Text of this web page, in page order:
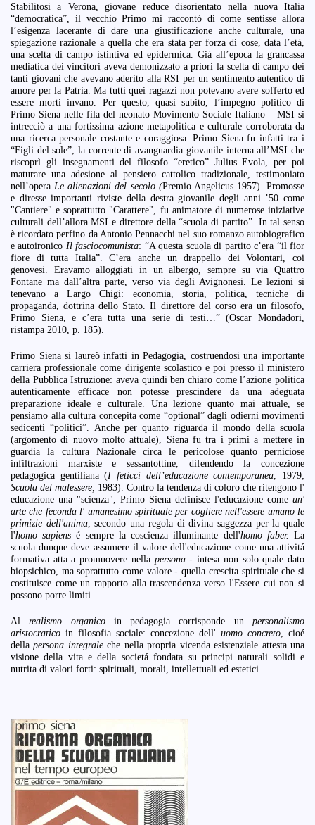
Stabilitosi a Verona, giovane reduce disorientato nella nuova Italia
“democratica”, il vecchio Primo mi raccontò di come sentisse allora
l’esigenza lacerante di dare una giustificazione anche culturale, una
spiegazione razionale a quella che era stata per forza di cose, data l’età,
una scelta di campo istintiva ed epidermica. Già all’epoca la grancassa
mediatica dei vincitori aveva demonizzato a priori la scelta di campo dei
tanti giovani che avevano aderito alla RSI per un sentimento autentico di
amore per la Patria. Ma tutti quei ragazzi non potevano avere sofferto ed
essere morti invano. Per questo, quasi subito, l’impegno politico di
Primo Siena nelle fila del neonato Movimento Sociale Italiano – MSI si
intrecciò a una fortissima azione metapolitica e culturale corroborata da
una ricerca personale costante e coraggiosa. Primo Siena fu infatti tra i
“Figli del sole”, la corrente di avanguardia giovanile interna all’MSI che
riscoprì gli insegnamenti del filosofo “eretico” Julius Evola, per poi
maturare una adesione al pensiero cattolico tradizionale, testimoniato
nell’opera Le alienazioni del secolo (Premio Angelicus 1957). Promosse
e diresse importanti riviste della destra giovanile degli anni ’50 come
"Cantiere" e soprattutto "Carattere", fu animatore di numerose iniziative
culturali dell’allora MSI e direttore della “scuola di partito”. In tal senso
è ricordato perfino da Antonio Pennacchi nel suo romanzo autobiografico
e autoironico Il fasciocomunista: “A questa scuola di partito c’era “il fior
fiore di tutta Italia”. C’era anche un drappello dei Volontari, coi
genovesi. Eravamo alloggiati in un albergo, sempre su via Quattro
Fontane ma dall’altra parte, verso via degli Avignonesi. Le lezioni si
tenevano a Largo Chigi: economia, storia, politica, tecniche di
propaganda, dottrina dello Stato. Il direttore del corso era un filosofo,
Primo Siena, e c’era tutta una serie di testi…” (Oscar Mondadori,
ristampa 2010, p. 185).
Primo Siena si laureò infatti in Pedagogia, costruendosi una importante
carriera professionale come dirigente scolastico e poi presso il ministero
della Pubblica Istruzione: aveva quindi ben chiaro come l’azione politica
autenticamente efficace non potesse prescindere da una adeguata
preparazione ideale e culturale. Una lezione quanto mai attuale, se
pensiamo alla cultura concepita come “optional” dagli odierni movimenti
sedicenti “politici”. Anche per quanto riguarda il mondo della scuola
(argomento di nuovo molto attuale), Siena fu tra i primi a mettere in
guardia la cultura Nazionale circa le pericolose quanto perniciose
infiltrazioni marxiste e sessantottine, difendendo la concezione
pedagogica gentiliana (I feticci dell’educazione contemporanea , 1979;
Scuola del malessere, 1983). Contro la tendenza di coloro che ritengono l'
educazione una "scienza", Primo Siena definisce l'educazione come un'
arte che feconda l' umanesimo spirituale per cogliere nell'essere umano le
primizie dell'anima, secondo una regola di divina saggezza per la quale
l'homo sapiensé sempre la coscienza illuminante dell'homo faber. La
scuola dunque deve assumere il valore dell'educazione come una attivitá
formativa atta a promuovere nella persona- intesa non solo quale dato
biopsichico, ma soprattutto come valore - quella crescita spirituale che si
costituisce come un rapporto alla trascendenza verso l'Essere cui non si
possono porre limiti.
Alrealismo organicoin pedagogia corrisponde unpersonalismo
aristocratico in filosofia sociale: concezione dell' uomo concreto , cioé
dellapersona integraleche nella propria vicenda esistenziale attesta una
visione della vita e della societá fondata su principi naturali solidi e
nutrita di valori forti: spirituali, morali, intellettuali ed estetici.